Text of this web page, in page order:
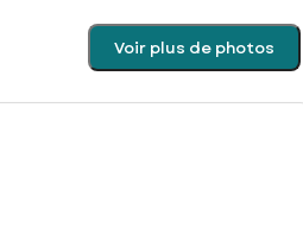
Voir plus de photos